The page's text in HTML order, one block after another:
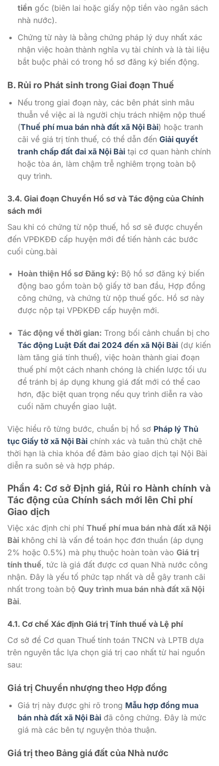
tiền gốc (biên lai hoặc giấy nộp tiền vào ngân sách
nhà nước).
Chứng từ này là bằng chứng pháp lý duy nhất xác
nhận việc hoàn thành nghĩa vụ tài chính và là tài liệu
bắt buộc phải có trong hồ sơ đăng ký biến động.
B. Rủi ro Phát sinh trong Giai đoạn Thuế
Nếu trong giai đoạn này, các bên phát sinh mâu
thuẫn về việc ai là người chịu trách nhiệm nộp thuế
(Thuế phí mua bán nhà đất xã Nội Bài) hoặc tranh
cãi về giá trị tính thuế, có thể dẫn đến Giải quyết
tranh chấp đất đai xã Nội Bàitại cơ quan hành chính
hoặc tòa án, làm chậm trễ nghiêm trọng toàn bộ
quy trình.
3.4. Giai đoạn Chuyển Hồ sơ và Tác động của Chính
sách mới
Sau khi có chứng từ nộp thuế, hồ sơ sẽ được chuyển
đến VPĐKĐĐ cấp huyện mới để tiến hành các bước
cuối cùng.bài
Hoàn thiện Hồ sơ Đăng ký: Bộ hồ sơ đăng ký biến
động bao gồm toàn bộ giấy tờ ban đầu, Hợp đồng
công chứng, và chứng từ nộp thuế gốc. Hồ sơ này
được nộp tại VPĐKĐĐ cấp huyện mới.
Tác động về thời gian: Trong bối cảnh chuẩn bị cho
Tác động Luật Đất đai 2024 đến xã Nội Bài(dự kiến
làm tăng giá tính thuế), việc hoàn thành giai đoạn
thuế phí một cách nhanh chóng là chiến lược tối ưu
để tránh bị áp dụng khung giá đất mới có thể cao
hơn, đặc biệt quan trọng nếu quy trình diễn ra vào
cuối năm chuyển giao luật.
Việc hiểu rõ từng bước, chuẩn bị hồ sơ Pháp lý Thủ
tục Giấy tờ xã Nội Bài chính xác và tuân thủ chặt chẽ
thời hạn là chìa khóa để đảm bảo giao dịch tại Nội Bài
diễn ra suôn sẻ và hợp pháp.
Phần 4: Cơ sở Định giá, Rủi ro Hành chính và
Tác động của Chính sách mới lên Chi phí
Giao dịch
Việc xác định chi phí Thuế phí mua bán nhà đất xã Nội
Bài không chỉ là vấn đề toán học đơn thuần (áp dụng
2% hoặc 0.5%) mà phụ thuộc hoàn toàn vào Giá trị
tính thuế, tức là giá đất được cơ quan Nhà nước công
nhận. Đây là yếu tố phức tạp nhất và dễ gây tranh cãi
nhất trong toàn bộ Quy trình mua bán nhà đất xã Nội
Bài.
4.1. Cơ chế Xác định Giá trị Tính thuế và Lệ phí
Cơ sở để Cơ quan Thuế tính toán TNCN và LPTB dựa
trên nguyên tắc lựa chọn giá trị cao nhất từ hai nguồn
sau:
Giá trị Chuyển nhượng theo Hợp đồng
Giá trị này được ghi rõ trong Mẫu hợp đồng mua
bán nhà đất xã Nội Bàiđã công chứng. Đây là mức
giá mà các bên tự nguyện thỏa thuận.
Giá trị theo Bảng giá đất của Nhà nước